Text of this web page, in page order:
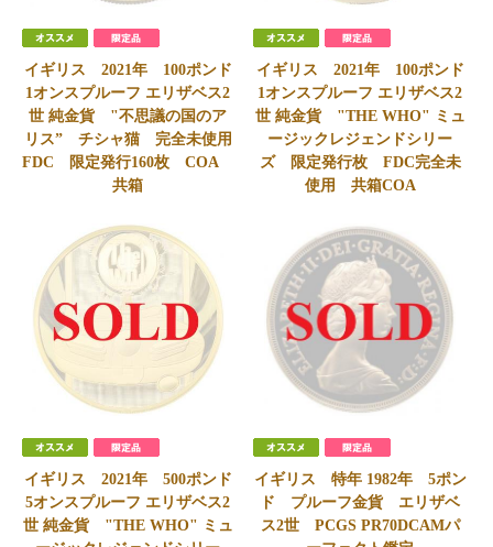
イギリス 2021年 100ポンド
1オンスプルーフ エリザベス2
世 純金貨 "不思議の国のア
リス” チシャ猫 完全未使用
FDC 限定発行160枚 COA
共箱
イギリス 2021年 100ポンド
1オンスプルーフ エリザベス2
世 純金貨 "THE WHO" ミュ
ージックレジェンドシリー
ズ 限定発行枚 FDC完全未
使用 共箱COA
イギリス 2021年 500ポンド
5オンスプルーフ エリザベス2
世 純金貨 "THE WHO" ミュ
イギリス 特年 1982年 5ポン
ド プルーフ金貨 エリザベ
ス2世 PCGS PR70DCAMパ